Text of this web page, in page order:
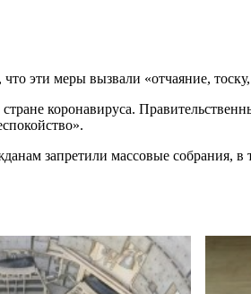
эти меры вызвали «отчаяние,
коронавируса.
запретили массовые собрания, в